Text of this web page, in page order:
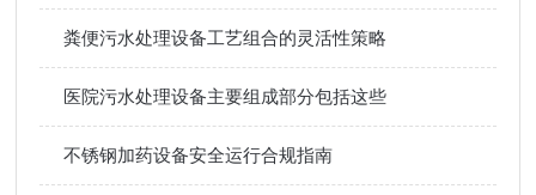
粪便污水处理设备工艺组合的灵活性策略
医院污水处理设备主要组成部分包括这些
不锈钢加药设备安全运行合规指南